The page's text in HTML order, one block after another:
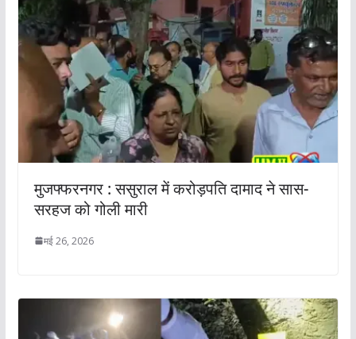
मुजफ्फरनगर : ससुराल में करोड़पति दामाद ने सास-
सरहज को गोली मारी
मई 26, 2026